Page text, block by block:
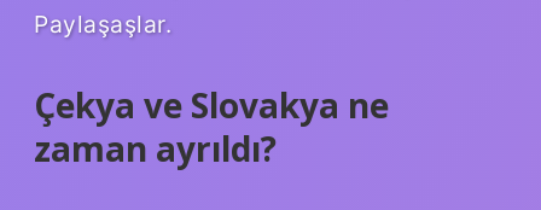
Paylaşaşlar.
Çekya ve Slovakya ne
zaman ayrıldı?